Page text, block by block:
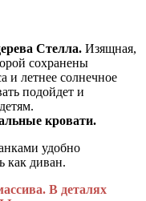
Стелла. Изящная,
сохранены
и летнее солнечное
подойдет и
кровати.
удобно
как диван.
В деталях